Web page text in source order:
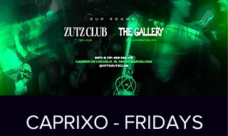
CAPRIXO - FRIDAYS